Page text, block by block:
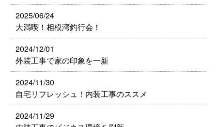
2025/06/24
大満喫！相模湾釣行会！
2024/12/01
外装工事で家の印象を一新
2024/11/30
自宅リフレッシュ！内装工事のススメ
2024/11/29